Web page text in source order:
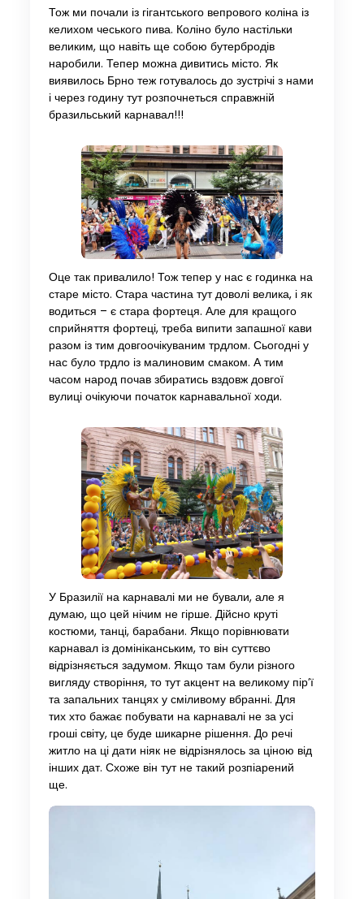
Тож ми почали із гігантського вепрового коліна із
келихом чеського пива. Коліно було настільки
великим, що навіть ще собою бутербродів
наробили. Тепер можна дивитись місто. Як
виявилось Брно теж готувалось до зустрічі з нами
і через годину тут розпочнеться справжній
бразильський карнавал!!!
Оце так привалило! Тож тепер у нас є годинка на
старе місто. Стара частина тут доволі велика, і як
водиться – є стара фортеця. Але для кращого
сприйняття фортеці, треба випити запашної кави
разом із тим довгоочікуваним трдлом. Сьогодні у
нас було трдло із малиновим смаком. А тим
часом народ почав збиратись вздовж довгої
вулиці очікуючи початок карнавальної ходи.
У Бразилії на карнавалі ми не бували, але я
думаю, що цей нічим не гірше. Дійсно круті
костюми, танці, барабани. Якщо порівнювати
карнавал із домініканським, то він суттєво
відрізняється задумом. Якщо там були різного
вигляду створіння, то тут акцент на великому пір’ї
та запальних танцях у сміливому вбранні. Для
тих хто бажає побувати на карнавалі не за усі
гроші світу, це буде шикарне рішення. До речі
житло на ці дати ніяк не відрізнялось за ціною від
інших дат. Схоже він тут не такий розпіарений
ще.